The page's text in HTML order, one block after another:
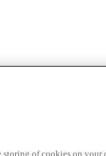
of cookies on your